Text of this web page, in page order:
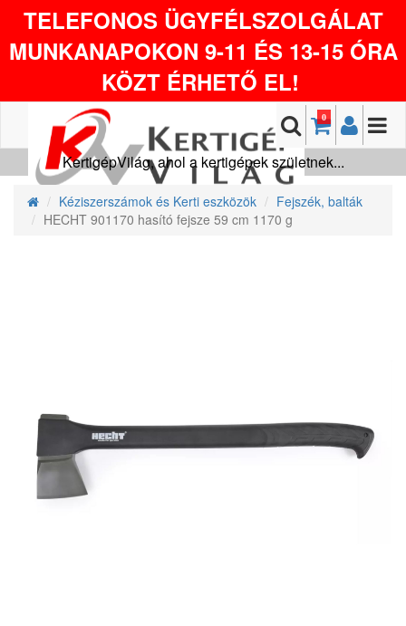
TELEFONOS ÜGYFÉLSZOLGÁLAT
MUNKANAPOKON 9-11 ÉS 13-15 ÓRA
KÖZT ÉRHETŐ EL!
0
KertigépVilág, ahol a kertigépek születnek...
Kéziszerszámok és Kerti eszközök
Fejszék, balták
HECHT 901170 hasító fejsze 59 cm 1170 g